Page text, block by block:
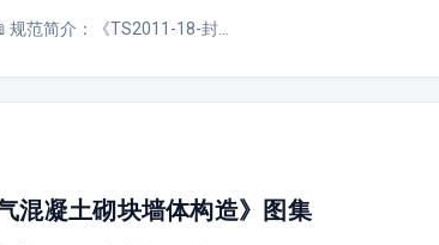
范简介：《TS2011-18-封…
混凝土砌块墙体构造》图集